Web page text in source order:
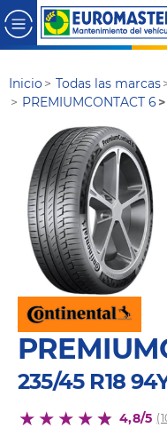
Inicio Todas las marcas
PREMIUMCONTACT 6
235/45 R18
4,8/5